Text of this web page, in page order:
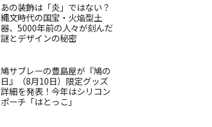
あの装飾は「炎」ではない？
縄文時代の国宝・火焔型土
器、5000年前の人々が刻んだ
謎とデザインの秘密
鳩サブレーの豊島屋が『鳩の
日』（8月10日）限定グッズ
詳細を発表！今年はシリコン
ポーチ「はとっこ」